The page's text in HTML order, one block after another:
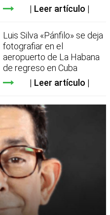
Leer artículo
Luis Silva «Pánfilo» se deja
fotografiar en el
aeropuerto de La Habana
de regreso en Cuba
Leer artículo